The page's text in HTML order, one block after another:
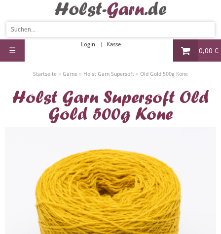
0,00 €
Login Kasse
☰
Startseite » Garne » Holst Garn Supersoft » Old Gold 500g Kone
Holst Garn Supersoft Old
Gold 500g Kone